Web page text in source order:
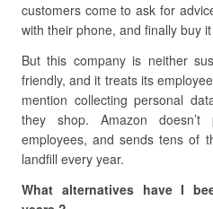
customers come to ask for
with their phone, and finally buy
But this company is neither
friendly, and it treats its
mention collecting personal
they shop. Amazon
employees, and sends tens of
landfill every year.
What alternatives have I